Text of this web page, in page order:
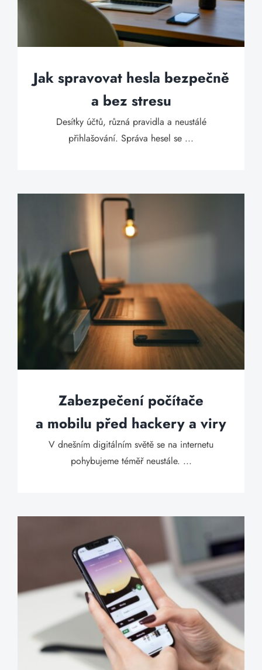
Jak spravovat hesla bezpečně
a bez stresu
Desítky účtů, různá pravidla a neustálé
přihlašování. Správa hesel se ...
Zabezpečení počítače
a mobilu před hackery a viry
V dnešním digitálním světě se na internetu
pohybujeme téměř neustále. ...